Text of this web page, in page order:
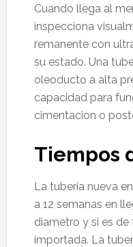
Cuando llega al
inspecciona
remanente con
su estado. Una
oleoducto a alta
capacidad para
cimentacion o
Tiempos
La tuberia nueva
a 12 semanas en
diametro y si es
importada. La